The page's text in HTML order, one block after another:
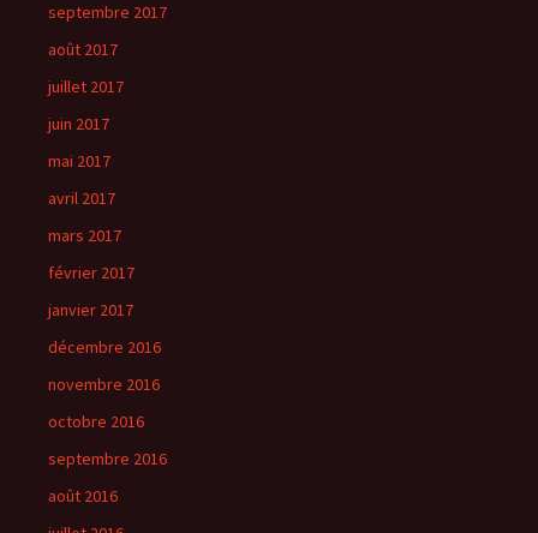
septembre 2017
août 2017
juillet 2017
juin 2017
mai 2017
avril 2017
mars 2017
février 2017
janvier 2017
décembre 2016
novembre 2016
octobre 2016
septembre 2016
août 2016